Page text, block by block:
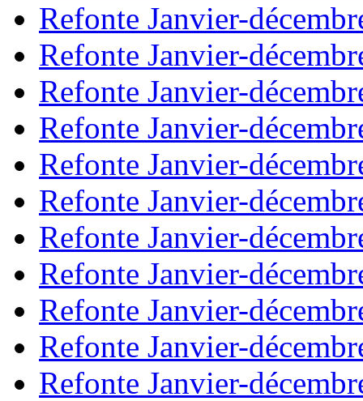
Refonte Janvier-
Refonte Janvier-
Refonte Janvier-
Refonte Janvier-
Refonte Janvier-
Refonte Janvier-
Refonte Janvier-
Refonte Janvier-
Refonte Janvier-
Refonte Janvier-
Refonte Janvier-